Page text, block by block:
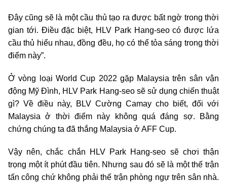
Đây cũng sẽ là một cầu thủ tạo ra được bất ngờ trong thời
gian tới. Điều đặc biệt, HLV Park Hang-seo có được lứa
cầu thủ hiểu nhau, đồng đều, họ có thể tỏa sáng trong thời
điểm này”.
Ở vòng loại World Cup 2022 gặp Malaysia trên sân vận
động Mỹ Đình, HLV Park Hang-seo sẽ sử dụng chiến thuật
gì? Về điều này, BLV Cường Camay cho biết, đối với
Malaysia ở thời điểm này không quá đáng sợ. Bằng
chứng chúng ta đã thắng Malaysia ở AFF Cup.
Vậy nên, chắc chắn HLV Park Hang-seo sẽ chơi thận
trọng một ít phút đầu tiên. Nhưng sau đó sẽ là một thế trận
tấn công chứ không phải thế trận phòng ngự trên sân nhà.